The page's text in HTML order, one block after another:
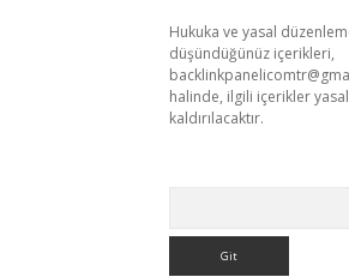
Hukuka ve yasal
düşündüğünüz içerikleri,
halinde, ilgili içerikler
kaldırılacaktır.